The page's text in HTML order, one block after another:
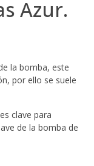
Azur.
la bomba, este
por ello se suele
clave para
de la bomba de